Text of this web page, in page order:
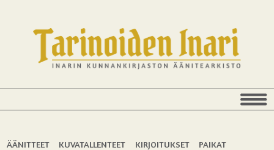
ÄÄNITTEET KUVATALLENTEET KIRJOITUKSET
PAIKAT